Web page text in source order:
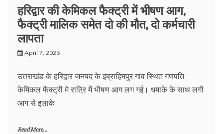
हरिद्वार की केमिकल फैक्ट्री में भीषण आग,
फैक्ट्री मालिक समेत दो की मौत, दो कर्मचारी
लापता
April 7, 2025
उत्तराखंड के हरिद्वार जनपद के इब्राहिमपुर गांव स्थित गणपति
केमिकल फैक्ट्री मे रात्रि में भीषण आग लग गई। धमाके के साथ लगी
आग से इलाके
Read More...